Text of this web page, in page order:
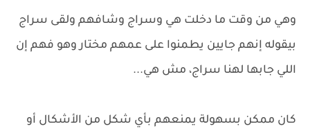
وهي من وقت ما دخلت هي وسراج وشافهم ولقى سراج
بيقوله إنهم جايين يطمنوا على عمهم مختار وهو فهم إن
اللي جابها لهنا سراج، مش هي...
كان ممكن بسهولة يمنعهم بأي شكل من الأشكال أو